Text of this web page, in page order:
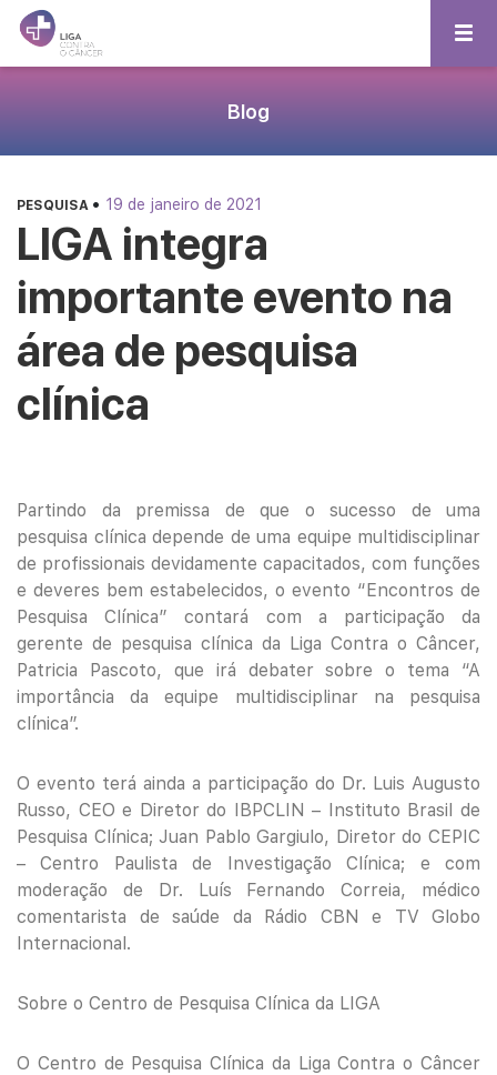
Blog
PESQUISA • 19 de janeiro de 2021
LIGA integra
importante evento na
área de pesquisa
clínica
Partindo da premissa de que o sucesso de uma
pesquisa clínica depende de uma equipe multidisciplinar
de profissionais devidamente capacitados, com funções
e deveres bem estabelecidos, o evento “Encontros de
Pesquisa Clínica” contará com a participação da
gerente de pesquisa clínica da Liga Contra o Câncer,
Patricia Pascoto, que irá debater sobre o tema “A
importância da equipe multidisciplinar na pesquisa
clínica”.
O evento terá ainda a participação do Dr. Luis Augusto
Russo, CEO e Diretor do IBPCLIN – Instituto Brasil de
Pesquisa Clínica; Juan Pablo Gargiulo, Diretor do CEPIC
– Centro Paulista de Investigação Clínica; e com
moderação de Dr. Luís Fernando Correia, médico
comentarista de saúde da Rádio CBN e TV Globo
Internacional.
Sobre o Centro de Pesquisa Clínica da LIGA
O Centro de Pesquisa Clínica da Liga Contra o Câncer